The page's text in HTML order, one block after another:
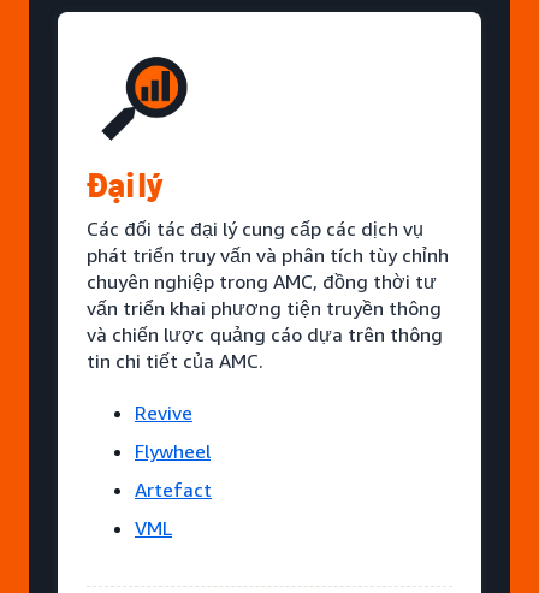
Đại lý
Các đối tác đại lý cung cấp các dịch vụ
phát triển truy vấn và phân tích tùy chỉnh
chuyên nghiệp trong AMC, đồng thời tư
vấn triển khai phương tiện truyền thông
và chiến lược quảng cáo dựa trên thông
tin chi tiết của AMC.
Revive
Flywheel
Artefact
VML